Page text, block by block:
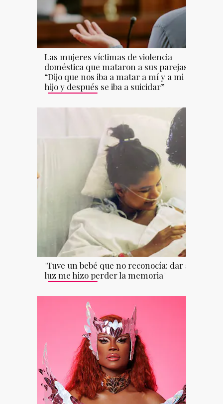
Las mujeres víctimas de violencia
doméstica que mataron a sus parejas:
“Dijo que nos iba a matar a mí y a mi
hijo y después se iba a suicidar”
"Tuve un bebé que no reconocía: dar a
luz me hizo perder la memoria"